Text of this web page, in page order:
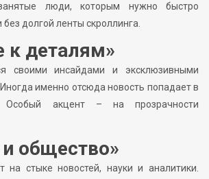
люди, которым нужно быстро
без долгой ленты скроллинга.
к деталям»
своими инсайдами и эксклюзивными
именно отсюда новость попадает в
акцент – на прозрачности
общество»
на стыке новостей, науки и аналитики.